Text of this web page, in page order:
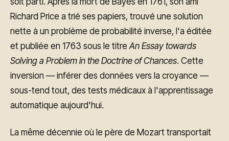
Richard Price a trié ses papiers, trouvé une solution
nette à un problème de probabilité inverse, l'a éditée
et publiée en 1763 sous le titreAn Essay towards
Solving a Problem in the Doctrine of Chances. Cette
inversion — inférer des données vers la croyance —
sous-tend tout, des tests médicaux à l'apprentissage
automatique aujourd'hui.
La même décennie où le père de Mozart transportait